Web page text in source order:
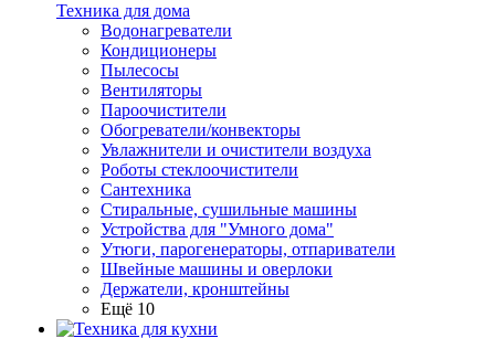
Техника для дома
Водонагреватели
Кондиционеры
Пылесосы
Вентиляторы
Пароочистители
Обогреватели/конвекторы
Увлажнители и очистители воздуха
Роботы стеклоочистители
Сантехника
Стиральные, сушильные машины
Устройства для "Умного дома"
Утюги, парогенераторы, отпариватели
Швейные машины и оверлоки
Держатели, кронштейны
Ещё 10